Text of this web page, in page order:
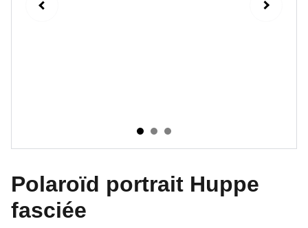
Polaroïd portrait Huppe
fasciée